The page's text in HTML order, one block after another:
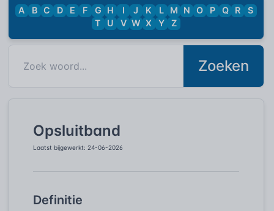
A B C D E F G H I J K L M N O P Q R
S
T
U V W X Y Z
Zoeken
Opsluitband
Laatst bijgewerkt: 24-06-2026
Definitie